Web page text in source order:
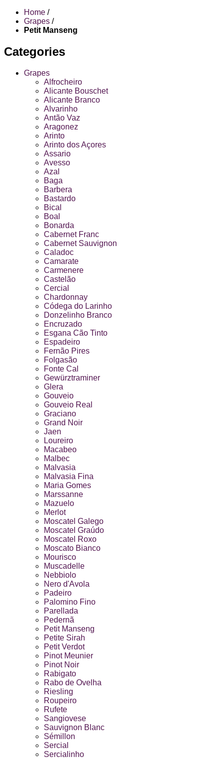
Home /
Grapes /
Petit Manseng
Categories
Grapes
Alfrocheiro
Alicante Bouschet
Alicante Branco
Alvarinho
Antão Vaz
Aragonez
Arinto
Arinto dos Açores
Assario
Avesso
Azal
Baga
Barbera
Bastardo
Bical
Boal
Bonarda
Cabernet Franc
Cabernet Sauvignon
Caladoc
Camarate
Carmenere
Castelão
Cercial
Chardonnay
Códega do Larinho
Donzelinho Branco
Encruzado
Esgana Cão Tinto
Espadeiro
Fernão Pires
Folgasão
Fonte Cal
Gewürztraminer
Glera
Gouveio
Gouveio Real
Graciano
Grand Noir
Jaen
Loureiro
Macabeo
Malbec
Malvasia
Malvasia Fina
Maria Gomes
Marssanne
Mazuelo
Merlot
Moscatel Galego
Moscatel Graúdo
Moscatel Roxo
Moscato Bianco
Mourisco
Muscadelle
Nebbiolo
Nero d'Avola
Padeiro
Palomino Fino
Parellada
Pedernã
Petit Manseng
Petite Sirah
Petit Verdot
Pinot Meunier
Pinot Noir
Rabigato
Rabo de Ovelha
Riesling
Roupeiro
Rufete
Sangiovese
Sauvignon Blanc
Sémillon
Sercial
Sercialinho